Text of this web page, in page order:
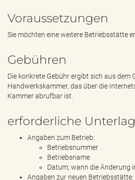
Voraussetzungen
Sie möchten eine weitere Betriebsstätte
Gebühren
Die konkrete Gebühr ergibt sich aus dem
Handwerkskammer, das über die
Kammer abrufbar ist.
erforderliche
Angaben zum Betrieb:
Betriebsnummer
Betriebsname
Datum, wann die Änderung
Angaben zur neuen Betriebsstätte: